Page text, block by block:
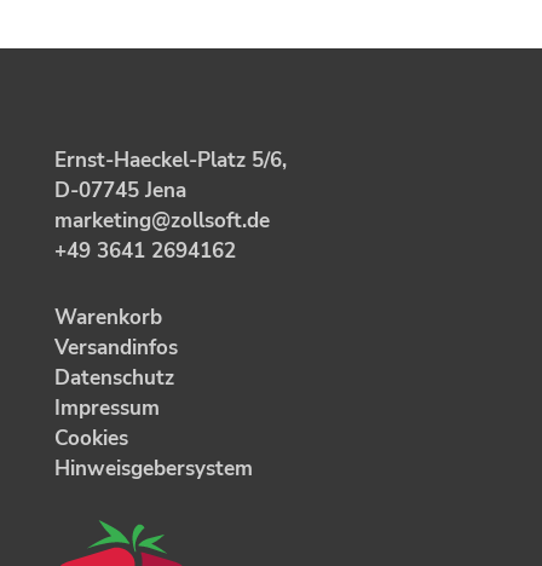
Ernst-Haeckel-Platz 5/6,
D-07745 Jena
marketing@zollsoft.de
+49 3641 2694162
Warenkorb
Versandinfos
Datenschutz
Impressum
Cookies
Hinweisgebersystem